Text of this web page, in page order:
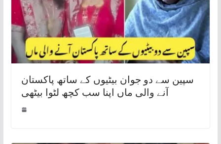
سپین سے دو جوان بیٹیوں کے ساتھ پاکستان
آنے والی ماں اپنا سب کچھ لٹوا بیٹھی